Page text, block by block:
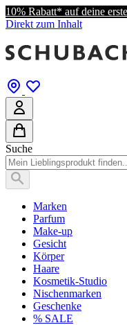
10% Rabatt* auf deine
Direkt zum Inhalt
Suche
Marken
Parfum
Make-up
Gesicht
Körper
Haare
Kosmetik-Studio
Nischenmarken
Geschenke
% SALE